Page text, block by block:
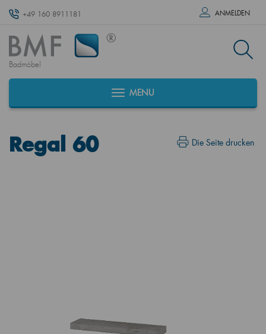
+49 160 8911181 ANMELDEN
Badmöbel
MENU
Die Seite drucken
Regal 60